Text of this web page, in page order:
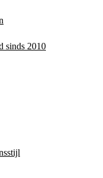
sinds 2010